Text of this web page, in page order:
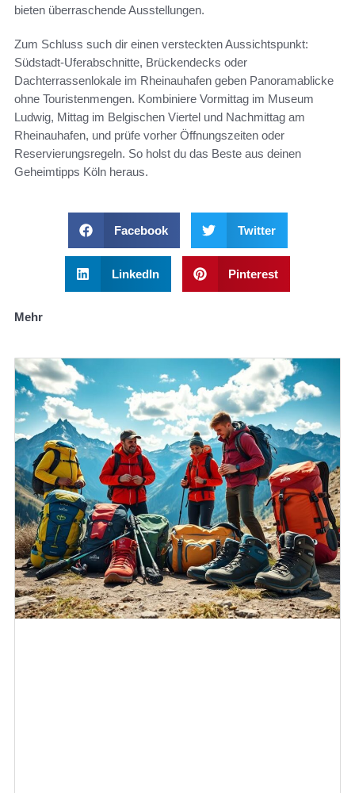
bieten überraschende Ausstellungen.
Zum Schluss such dir einen versteckten Aussichtspunkt:
Südstadt‑Uferabschnitte, Brückendecks oder
Dachterrassenlokale im Rheinauhafen geben Panoramablicke
ohne Touristenmengen. Kombiniere Vormittag im Museum
Ludwig, Mittag im Belgischen Viertel und Nachmittag am
Rheinauhafen, und prüfe vorher Öffnungszeiten oder
Reservierungsregeln. So holst du das Beste aus deinen
Geheimtipps Köln heraus.
Facebook Twitter
LinkedIn Pinterest
Mehr